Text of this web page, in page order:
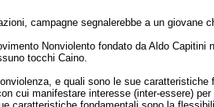
campagne segnalerebbe a un giovane
Nonviolento fondato da Aldo
tocchi Caino.
e quali sono le sue caratteristiche
cui manifestare interesse (inter-essere)